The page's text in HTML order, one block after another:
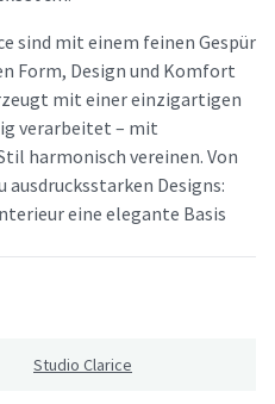
sind mit einem feinen Gespür
Form, Design und Komfort
mit einer einzigartigen
verarbeitet – mit
harmonisch vereinen. Von
Designs:
eine elegante Basis
Studio Clarice